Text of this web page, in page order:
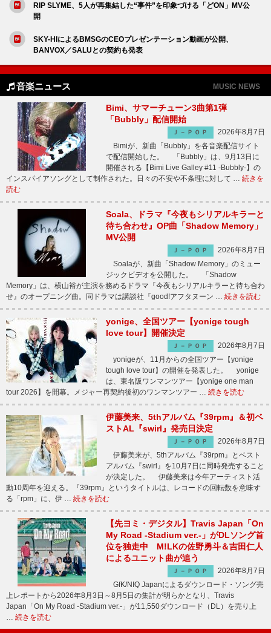
RIP SLYME、5人が再集結した“事件”を印象づける「どON」MV公
開
SKY-HIによるBMSGのCEOプレゼンテーション動画が公開、
BANVOX／SALUとの契約も発表
音楽ニュース MUSIC NEWS
Bimi、サマーチューン3曲第1弾
「Bubbly」配信開始
Ｊ－ＰＯＰ
2026年8月7日
Bimiが、新曲「Bubbly」を各音楽配信サイト
で配信開始した。 「Bubbly」は、9月13日に
開催される【Bimi Live Galley #11 -Bubbly-】の
インスパイアソングとして制作された。日々の不安や不条理に対して … 続きを
読む
Soala、ドラマ『今夜もシリアルキラーと
待ち合わせ』OP曲「Shadow Memory」
MV公開
Ｊ－ＰＯＰ
2026年8月7日
Soalaが、新曲「Shadow Memory」のミュー
ジックビデオを公開した。 「Shadow
Memory」は、横山裕が主演を務めるドラマ『今夜もシリアルキラーと待ち合わ
せ』のオープニング曲。同ドラマは講談社『good!アフタヌーン … 続きを読む
yonige、全国ツアー【yonige tough
love tour】開催決定
Ｊ－ＰＯＰ
2026年8月7日
yonigeが、11月からの全国ツアー【yonige
tough love tour】の開催を発表した。 yonige
は、東名阪ワンマンツアー【yonige one man
tour 2026】を開幕。メジャー再契約後初のワンマンツアー … 続きを読む
伊藤美来、5thアルバム『39rpm』＆初ベ
ストAL『swirl』発売日決定
Ｊ－ＰＯＰ
2026年8月7日
伊藤美来が、5thアルバム『39rpm』とベスト
アルバム『swirl』を10月7日に同時発売すること
が決定した。 伊藤美来は今年アーティスト活
動10周年を迎える。『39rpm』というタイトルは、レコードの回転数を意味す
る「rpm」に、伊 … 続きを読む
【先ヨミ・デジタル】Travis Japan「On
My Road -Stadium ver.-」がDLソング首
位を独走中 M!LKの佐野勇斗＆吉田仁人
によるユニット曲が追う
Ｊ－ＰＯＰ
2026年8月7日
GfK/NIQ Japanによるダウンロード・ソング売
上レポートから2026年8月3日～8月5日の集計が明らかとなり、Travis
Japan「On My Road -Stadium ver.-」が11,550ダウンロード（DL）を売り上
… 続きを読む